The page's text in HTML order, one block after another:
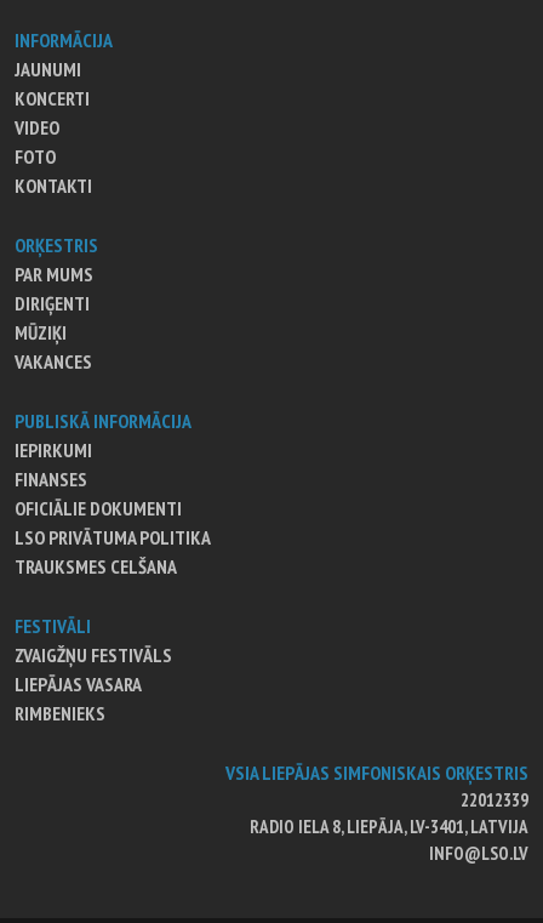
INFORMĀCIJA
JAUNUMI
KONCERTI
VIDEO
FOTO
KONTAKTI
ORĶESTRIS
PAR MUMS
DIRIĢENTI
MŪZIĶI
VAKANCES
PUBLISKĀ INFORMĀCIJA
IEPIRKUMI
FINANSES
OFICIĀLIE DOKUMENTI
LSO PRIVĀTUMA POLITIKA
TRAUKSMES CELŠANA
FESTIVĀLI
ZVAIGŽŅU FESTIVĀLS
LIEPĀJAS VASARA
RIMBENIEKS
VSIA LIEPĀJAS SIMFONISKAIS ORĶESTRIS
22012339
RADIO IELA 8, LIEPĀJA, LV-3401, LATVIJA
INFO@LSO.LV